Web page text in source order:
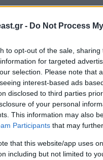
- Do Not Process
to opt-out of the sale,
for targeted
selection. Please note that
interest-based ads
disclosed to third parties
of your personal
This information may also
Participants that may
that this website/app uses
including but not limited to